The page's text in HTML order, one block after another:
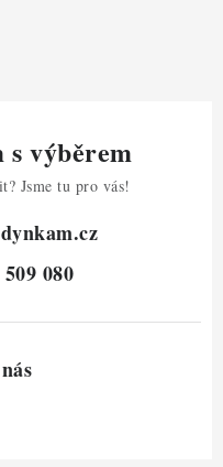
s výběrem
Jsme tu pro vás!
080